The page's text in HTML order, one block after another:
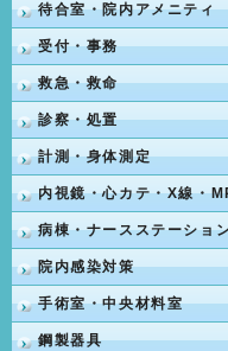
待合室・院内アメニティ
受付・事務
救急・救命
診察・処置
計測・身体測定
内視鏡・心カテ・X線・
病棟・ナースステーショ
院内感染対策
手術室・中央材料室
鋼製器具